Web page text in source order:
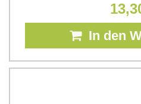
In den